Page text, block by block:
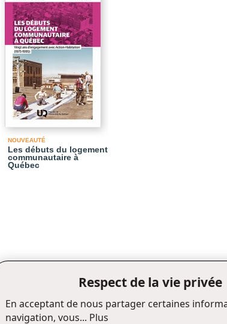
NOUVEAUTÉ
Les débuts du logement
communautaire à
Québec
Respect de la vie privée
En acceptant de nous partager certaines
navigation, vous... Plus